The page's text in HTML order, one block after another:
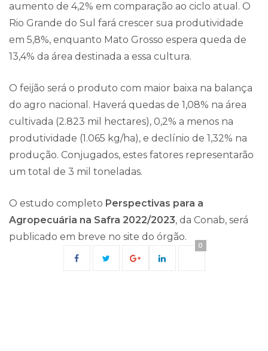
aumento de 4,2% em comparação ao ciclo atual. O
Rio Grande do Sul fará crescer sua produtividade
em 5,8%, enquanto Mato Grosso espera queda de
13,4% da área destinada a essa cultura.
O feijão será o produto com maior baixa na balança
do agro nacional. Haverá quedas de 1,08% na área
cultivada (2.823 mil hectares), 0,2% a menos na
produtividade (1.065 kg/ha), e declínio de 1,32% na
produção. Conjugados, estes fatores representarão
um total de 3 mil toneladas.
O estudo completo Perspectivas para a
Agropecuária na Safra 2022/2023, da Conab, será
publicado em breve no site do órgão.
0